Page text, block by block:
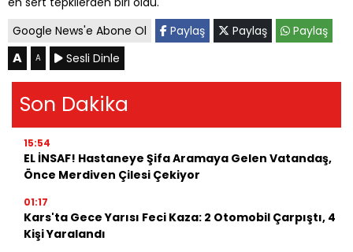
Google News'e Abone Ol
Paylaş Paylaş Paylaş
A A Sesli Dinle
Son Dakika
15:54
EL İNSAF! Hastaneye Şifa Aramaya Gelen Vatandaş,
Önce Merdiven Çilesi Çekiyor
01:17
Kars'ta Gece Yarısı Feci Kaza: 2 Otomobil Çarpıştı, 4
Kişi Yaralandı